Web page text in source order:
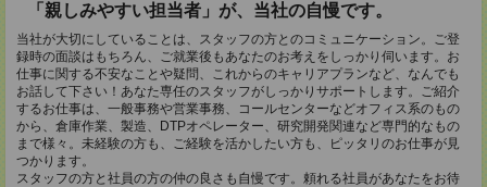
「親しみやすい担当者」が、当社の自慢です。
当社が大切にしていることは、スタッフの方とのコミュニケーション。ご登
録時の面談はもちろん、ご就業後もあなたのお考えをしっかり伺います。お
仕事に関する不安なことや疑問、これからのキャリアプランなど、なんでも
お話して下さい！あなた専任のスタッフがしっかりサポートします。ご紹介
するお仕事は、一般事務や営業事務、コールセンターなどオフィス系のもの
から、倉庫作業、製造、DTPオペレーター、研究開発関連など専門的なもの
まで様々。未経験の方も、ご経験を活かしたい方も、ピッタリのお仕事が見
つかります。
スタッフの方と社員の方の仲の良さも自慢です。頼れる社員があなたをお待